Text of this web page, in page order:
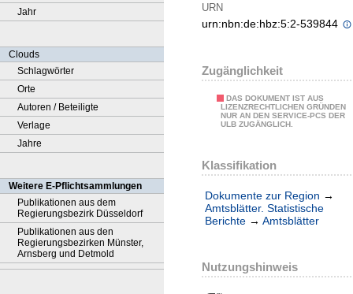
Jahr
Clouds
Schlagwörter
Orte
Autoren / Beteiligte
Verlage
Jahre
Weitere E-Pflichtsammlungen
Publikationen aus dem
Regierungsbezirk Düsseldorf
Publikationen aus den
Regierungsbezirken Münster,
Arnsberg und Detmold
URN
urn:nbn:de:hbz:5:2-539844
Zugänglichkeit
DAS DOKUMENT IST AUS
LIZENZRECHTLICHEN GRÜNDEN
NUR AN DEN SERVICE-PCS DER
ULB ZUGÄNGLICH.
Klassifikation
Dokumente zur Region →
Amtsblätter. Statistische
Berichte → Amtsblätter
Nutzungshinweis